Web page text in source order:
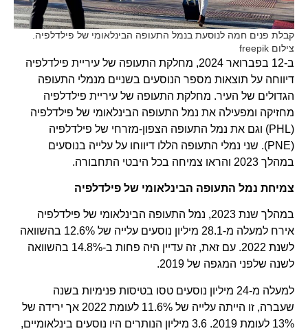
קבלת פנים חמה לנוסעת בנמל התעופה הבינלאומי של פילדלפיה.
צילום freepik
ב-12 בפברואר 2024, מחלקת התעופה של עיריית פילדלפיה
דיווחה על תוצאות מספר הנוסעים בשניים מנמלי התעופה
הגדולים של העיר. מחלקת התעופה של עיריית פילדלפיה
מחזיקה ומפעילה את נמל התעופה הבינלאומי של פילדלפיה
(PHL) וגם את נמל התעופה הצפון-מזרחי של פילדלפיה
(PNE). שני נמלי התעופה הללו דיווחו על עלייה בנוסעים
במהלך 2023 והראו צמיחה בכל היבטי התחבורה.
צמיחת נמל התעופה הבינלאומי של פילדלפיה
במהלך שנת 2023, נמל התעופה הבינלאומי של פילדלפיה
אירח למעלה מ-28.1 מיליון נוסעים עלייה של 12.6% בהשוואה
לשנת 2022. עם זאת, זה עדיין היה פחות ב-14.8% בהשוואה
לשנה שלפני המגפה של 2019.
למעלה מ-24 מיליון נוסעים טסו בטיסות פנימיות בשנה
שעברה, זו הייתה עלייה של 11.6% לעומת 2022 אך ירידה של
13% לעומת 2019. 3.6 מיליון הנותרים היו נוסעים בינלאומיים,